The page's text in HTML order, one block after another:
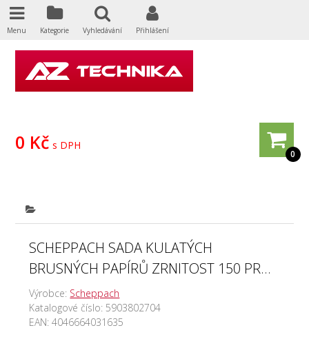
0
0 Kč s DPH
SCHEPPACH SADA KULATÝCH
BRUSNÝCH PAPÍRŮ ZRNITOST 150 PR...
Výrobce: Scheppach
Katalogové číslo: 5903802704
EAN:4046664031635
Menu Kategorie Vyhledávání Přihlášení